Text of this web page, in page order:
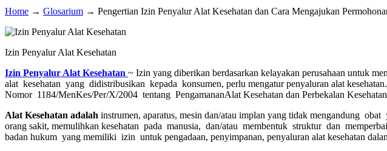
Home → Glosarium → Pengertian Izin Penyalur Alat Kesehatan dan Cara Mengajukan
Izin Penyalur Alat Kesehatan
Izin Penyalur Alat Kesehatan ~ Izin yang diberikan berdasarkan kelayakan perusahaan untuk
alat kesehatan yang didistribusikan kepada konsumen, perlu mengatur penyaluran alat
Nomor 1184/MenKes/Per/X/2004 tentang PengamananAlat Kesehatan dan Perbekalan
Alat Kesehatan adalah instrumen, aparatus, mesin dan/atau implan yang tidak mengandung
orang sakit, memulihkan kesehatan pada manusia, dan/atau membentuk struktur dan
badan hukum yang memiliki izin untuk pengadaan, penyimpanan, penyaluran alat kesehatan